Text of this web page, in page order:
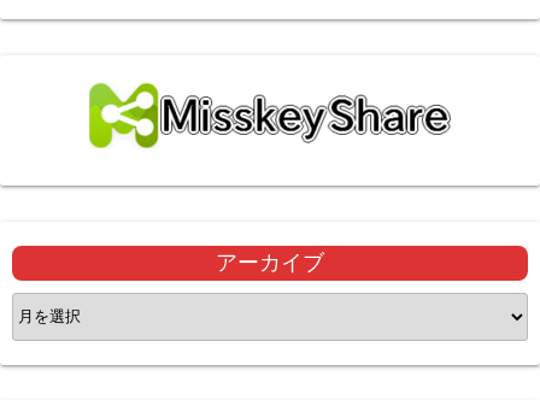
アーカイブ
ア
ー
カ